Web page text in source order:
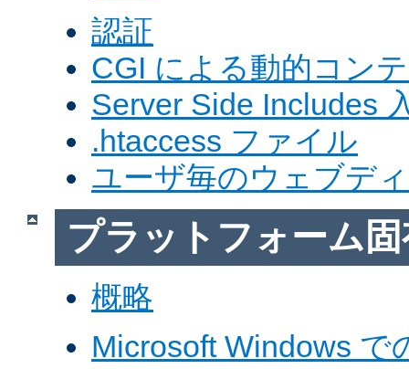
認証
CGI による動的コン
Server Side Includes
.htaccess ファイル
ユーザ毎のウェブデ
プラットフォーム
概略
Microsoft Windows で